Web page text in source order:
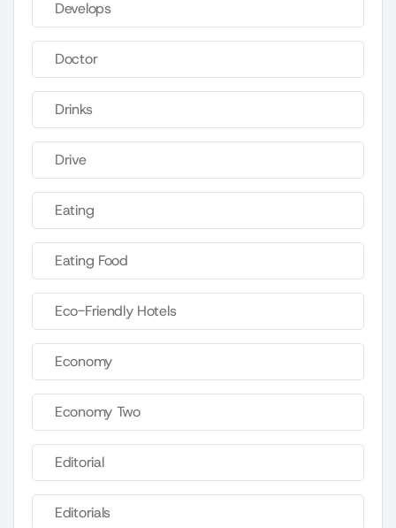
Develops
Doctor
Drinks
Drive
Eating
Eating Food
Eco-Friendly Hotels
Economy
Economy Two
Editorial
Editorials